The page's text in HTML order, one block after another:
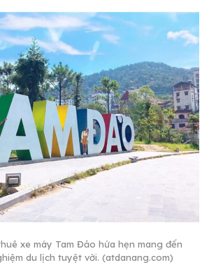
xe máy Tam Đảo hứa hẹn mang đến
du lịch tuyệt vời. (atdanang.com)